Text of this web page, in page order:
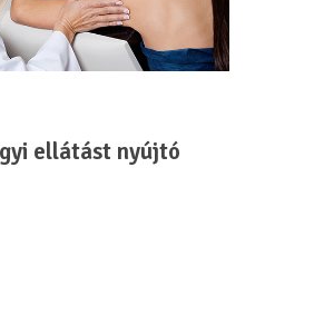
ellátást nyújtó